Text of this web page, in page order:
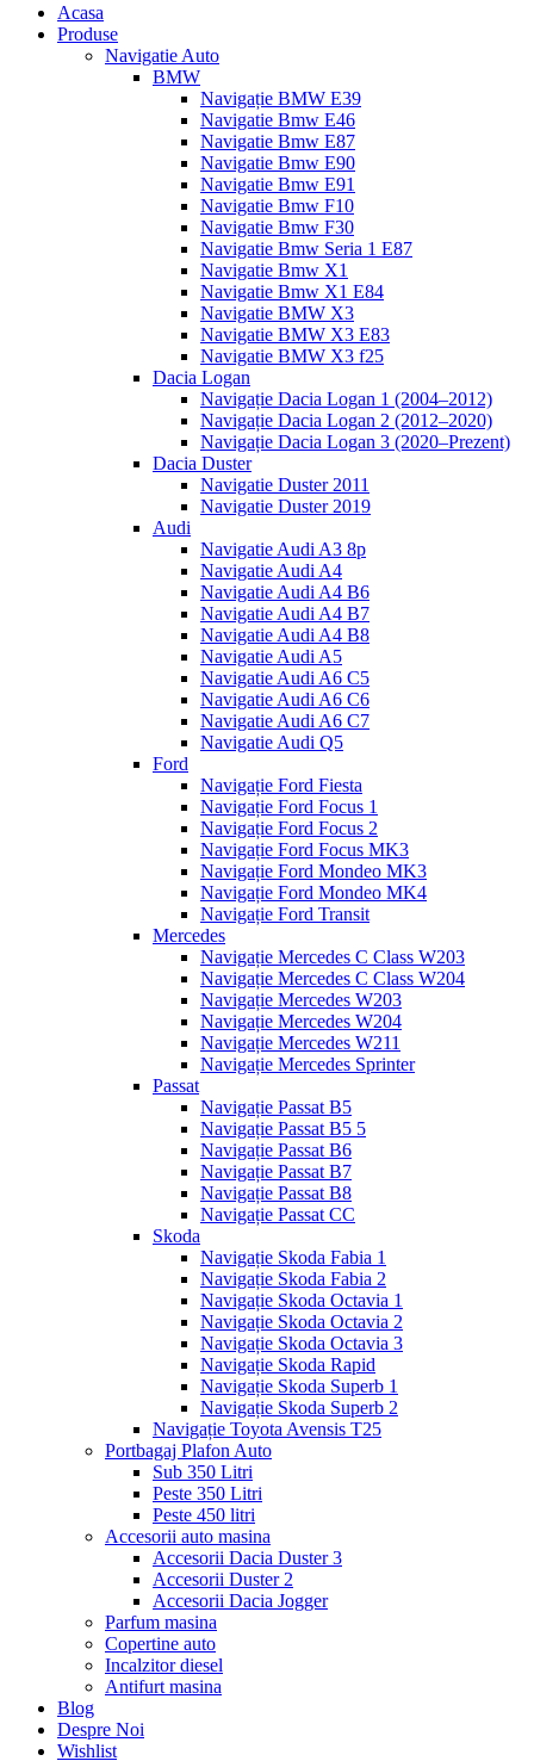
Acasa
Produse
Navigatie Auto
BMW
Navigație BMW E39
Navigatie Bmw E46
Navigatie Bmw E87
Navigatie Bmw E90
Navigatie Bmw E91
Navigatie Bmw F10
Navigatie Bmw F30
Navigatie Bmw Seria 1 E87
Navigatie Bmw X1
Navigatie Bmw X1 E84
Navigatie BMW X3
Navigatie BMW X3 E83
Navigatie BMW X3 f25
Dacia Logan
Navigație Dacia Logan 1 (2004–2012)
Navigație Dacia Logan 2 (2012–2020)
Navigație Dacia Logan 3 (2020–Prezent)
Dacia Duster
Navigatie Duster 2011
Navigatie Duster 2019
Audi
Navigatie Audi A3 8p
Navigatie Audi A4
Navigatie Audi A4 B6
Navigatie Audi A4 B7
Navigatie Audi A4 B8
Navigatie Audi A5
Navigatie Audi A6 C5
Navigatie Audi A6 C6
Navigatie Audi A6 C7
Navigatie Audi Q5
Ford
Navigație Ford Fiesta
Navigație Ford Focus 1
Navigație Ford Focus 2
Navigație Ford Focus MK3
Navigație Ford Mondeo MK3
Navigație Ford Mondeo MK4
Navigație Ford Transit
Mercedes
Navigație Mercedes C Class W203
Navigație Mercedes C Class W204
Navigație Mercedes W203
Navigație Mercedes W204
Navigație Mercedes W211
Navigație Mercedes Sprinter
Passat
Navigație Passat B5
Navigație Passat B5 5
Navigație Passat B6
Navigație Passat B7
Navigație Passat B8
Navigație Passat CC
Skoda
Navigație Skoda Fabia 1
Navigație Skoda Fabia 2
Navigație Skoda Octavia 1
Navigație Skoda Octavia 2
Navigație Skoda Octavia 3
Navigație Skoda Rapid
Navigație Skoda Superb 1
Navigație Skoda Superb 2
Navigație Toyota Avensis T25
Portbagaj Plafon Auto
Sub 350 Litri
Peste 350 Litri
Peste 450 litri
Accesorii auto masina
Accesorii Dacia Duster 3
Accesorii Duster 2
Accesorii Dacia Jogger
Parfum masina
Copertine auto
Incalzitor diesel
Antifurt masina
Blog
Despre Noi
Wishlist